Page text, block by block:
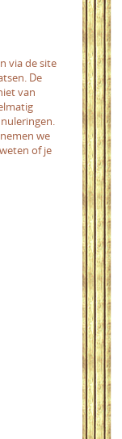
via de site
De
van
we
of je